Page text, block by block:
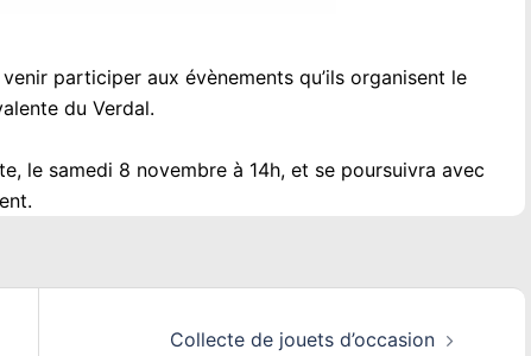
participer aux évènements qu’ils organisent le
du Verdal.
le samedi 8 novembre à 14h, et se poursuivra avec
Collecte de jouets d’occasion